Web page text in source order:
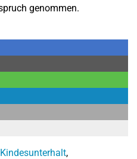
genommen.
Kindesunterhalt,